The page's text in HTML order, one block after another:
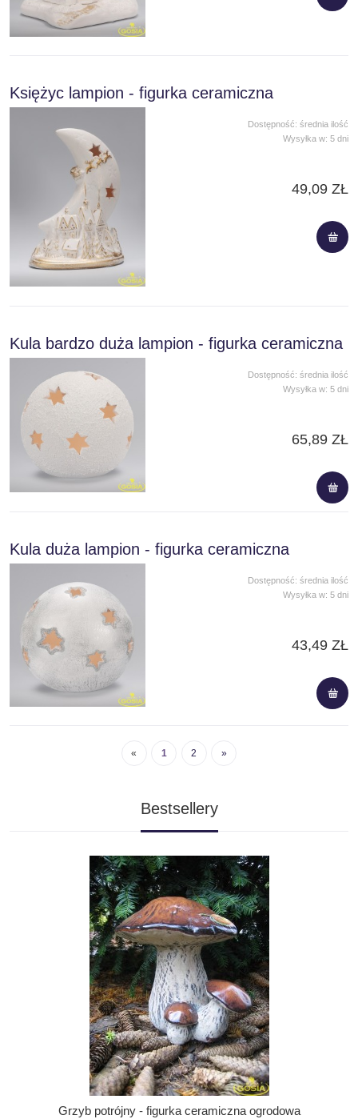
Księżyc lampion - figurka ceramiczna
Dostępność: średnia ilość
Wysyłka w: 5 dni
49,09 ZŁ
Kula bardzo duża lampion - figurka ceramiczna
Dostępność: średnia ilość
Wysyłka w: 5 dni
65,89 ZŁ
Kula duża lampion - figurka ceramiczna
Dostępność: średnia ilość
Wysyłka w: 5 dni
43,49 ZŁ
« 1 2 »
Bestsellery
Grzyb potrójny - figurka ceramiczna ogrodowa